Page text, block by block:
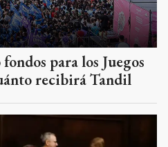
para los Juegos
recibirá Tandil